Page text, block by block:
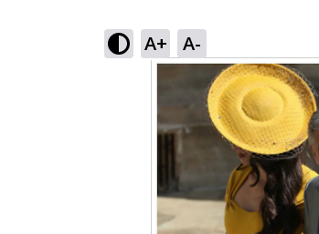
A+ A-